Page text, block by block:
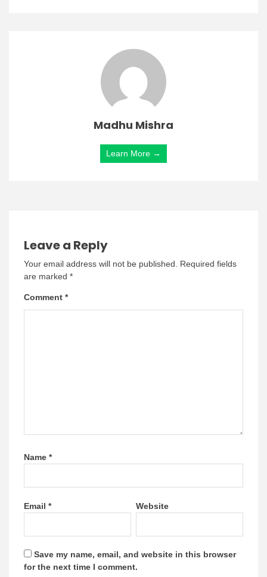
Madhu Mishra
Learn More →
Leave a Reply
Your email address will not be published.
Required fields
are marked *
Comment *
Name *
Email * Website
Save my name, email, and website in this browser
for the next time I comment.